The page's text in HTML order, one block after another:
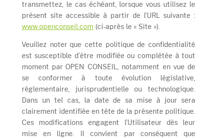
transmettez, le cas échéant, lorsque vous utilisez le
présent site accessible à partir de l’URL suivante :
www.openconseil.com (ci-après le « Site »).
Veuillez noter que cette politique de confidentialité
est susceptible d’être modifiée ou complétée à tout
moment par OPEN CONSEIL, notamment en vue de
se conformer à toute évolution législative,
règlementaire, jurisprudentielle ou technologique.
Dans un tel cas, la date de sa mise à jour sera
clairement identifiée en tête de la présente politique.
Ces modifications engagent l’Utilisateur dès leur
mise en ligne. Il convient par conséquent que